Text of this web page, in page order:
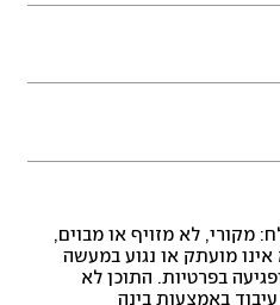
מקורי, לא מזויף או מבוים,
מועתק או נגוע במעשה
בפרטיות. התוכן לא
באמצעות בינה